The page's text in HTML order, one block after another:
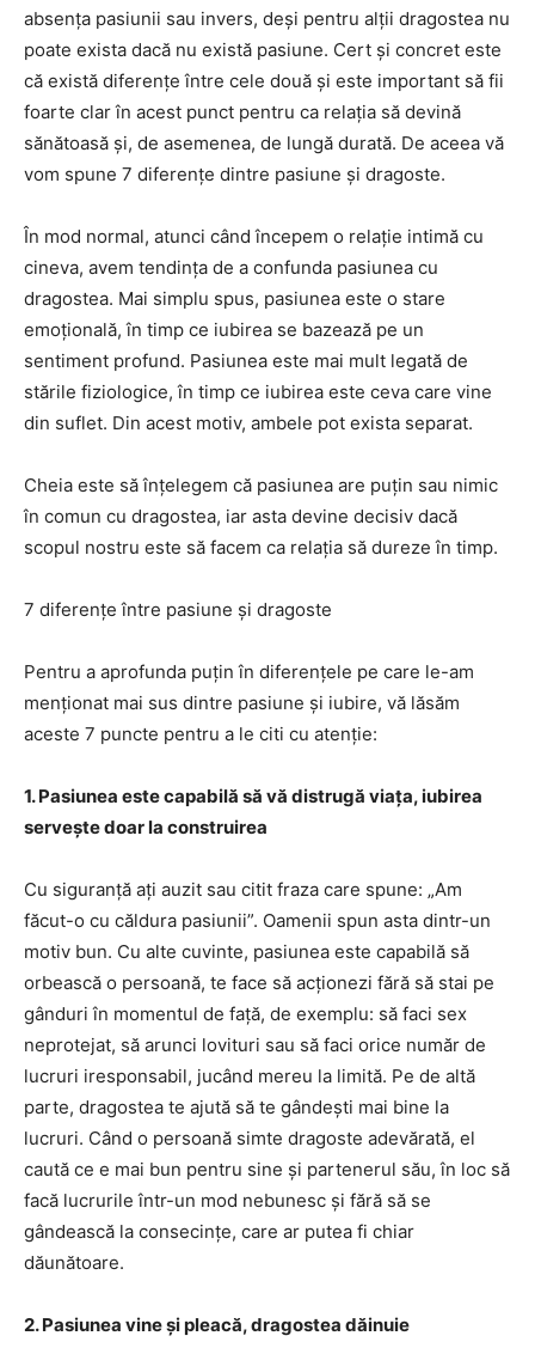
absența pasiunii sau invers, deși pentru alții dragostea nu
poate exista dacă nu există pasiune. Cert și concret este
că există diferențe între cele două și este important să fii
foarte clar în acest punct pentru ca relația să devină
sănătoasă și, de asemenea, de lungă durată. De aceea vă
vom spune 7 diferențe dintre pasiune și dragoste.
În mod normal, atunci când începem o relație intimă cu
cineva, avem tendința de a confunda pasiunea cu
dragostea. Mai simplu spus, pasiunea este o stare
emoțională, în timp ce iubirea se bazează pe un
sentiment profund. Pasiunea este mai mult legată de
stările fiziologice, în timp ce iubirea este ceva care vine
din suflet. Din acest motiv, ambele pot exista separat.
Cheia este să înțelegem că pasiunea are puțin sau nimic
în comun cu dragostea, iar asta devine decisiv dacă
scopul nostru este să facem ca relația să dureze în timp.
7 diferențe între pasiune și dragoste
Pentru a aprofunda puțin în diferențele pe care le-am
menționat mai sus dintre pasiune și iubire, vă lăsăm
aceste 7 puncte pentru a le citi cu atenție:
1. Pasiunea este capabilă să vă distrugă viața, iubirea
servește doar la construirea
Cu siguranță ați auzit sau citit fraza care spune: „Am
făcut-o cu căldura pasiunii”. Oamenii spun asta dintr-un
motiv bun. Cu alte cuvinte, pasiunea este capabilă să
orbească o persoană, te face să acționezi fără să stai pe
gânduri în momentul de față, de exemplu: să faci sex
neprotejat, să arunci lovituri sau să faci orice număr de
lucruri iresponsabil, jucând mereu la limită. Pe de altă
parte, dragostea te ajută să te gândești mai bine la
lucruri. Când o persoană simte dragoste adevărată, el
caută ce e mai bun pentru sine și partenerul său, în loc să
facă lucrurile într-un mod nebunesc și fără să se
gândească la consecințe, care ar putea fi chiar
dăunătoare.
2. Pasiunea vine și pleacă, dragostea dăinuie